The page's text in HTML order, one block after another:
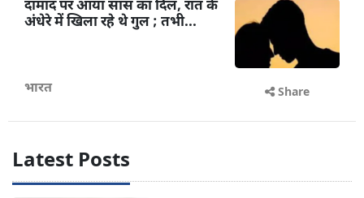
दामाद पर आया सास का दिल, रात के
अंधेरे में खिला रहे थे गुल ; तभी...
भारत Share
Latest Posts